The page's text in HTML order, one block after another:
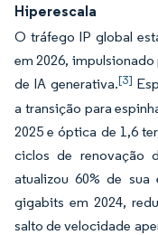
Hiperescala
O tráfego IP global
em 2026,
de IA generativa.[3]
a transição para
2025 e óptica de 1,6
ciclos de renovação
atualizou 60% de sua
gigabits em 2024,
salto de velocidade